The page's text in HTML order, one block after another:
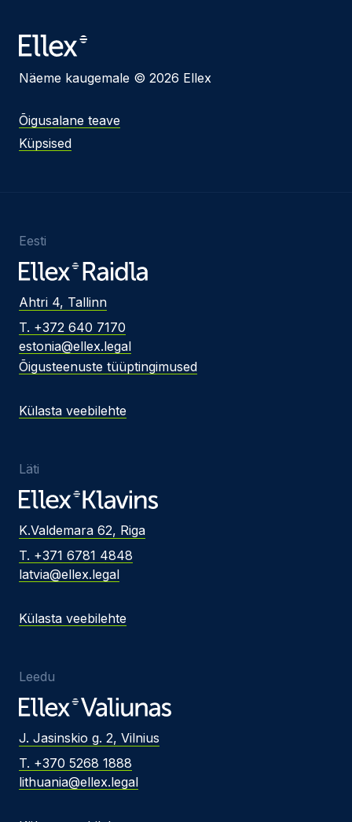
Näeme kaugemale © 2026 Ellex
Õigusalane teave
Küpsised
Eesti
Ahtri 4, Tallinn
T. +372 640 7170
estonia@ellex.legal
Õigusteenuste tüüptingimused
Külasta veebilehte
Läti
K.Valdemara 62, Riga
T. +371 6781 4848
latvia@ellex.legal
Külasta veebilehte
Leedu
J. Jasinskio g. 2, Vilnius
T. +370 5268 1888
lithuania@ellex.legal